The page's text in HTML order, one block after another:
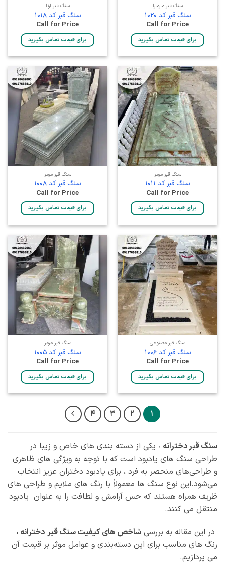
سنگ قبر مارمارا
سنگ قبر کد 1020
Call for Price
برای قیمت تماس بگیرید
سنگ قبر ازنا
سنگ قبر کد 1018
Call for Price
برای قیمت تماس بگیرید
سنگ قبر مرمر
سنگ قبر کد 1011
Call for Price
برای قیمت تماس بگیرید
سنگ قبر مرمر
سنگ قبر کد 1008
Call for Price
برای قیمت تماس بگیرید
سنگ قبر مصنوعی
سنگ قبر کد 1006
Call for Price
برای قیمت تماس بگیرید
سنگ قبر مرمر
سنگ قبر کد 1005
Call for Price
برای قیمت تماس بگیرید
1
2
3
4
سنگ قبر دخترانه، یکی از دسته‌ بندی‌ های خاص و زیبا در
طراحی سنگ‌ های یادبود است که با توجه به ویژگی‌ های ظاهری
و طراحی‌های منحصر به فرد ، برای یادبود دختران عزیز انتخاب
می‌شود.این نوع سنگ‌ ها معمولاً با رنگ‌ های ملایم و طراحی‌ های
ظریف همراه هستند که حس آرامش و لطافت را به عنوان یادبود
منتقل می‌ کنند.
در این مقاله به بررسیشاخص‌ های کیفیت سنگ قبر دخترانه ،
رنگ‌ های مناسب برای این دسته‌بندی و عوامل موثر بر قیمت آن
می‌ پردازیم.